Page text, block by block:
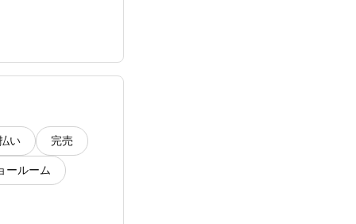
い 完売
ールーム